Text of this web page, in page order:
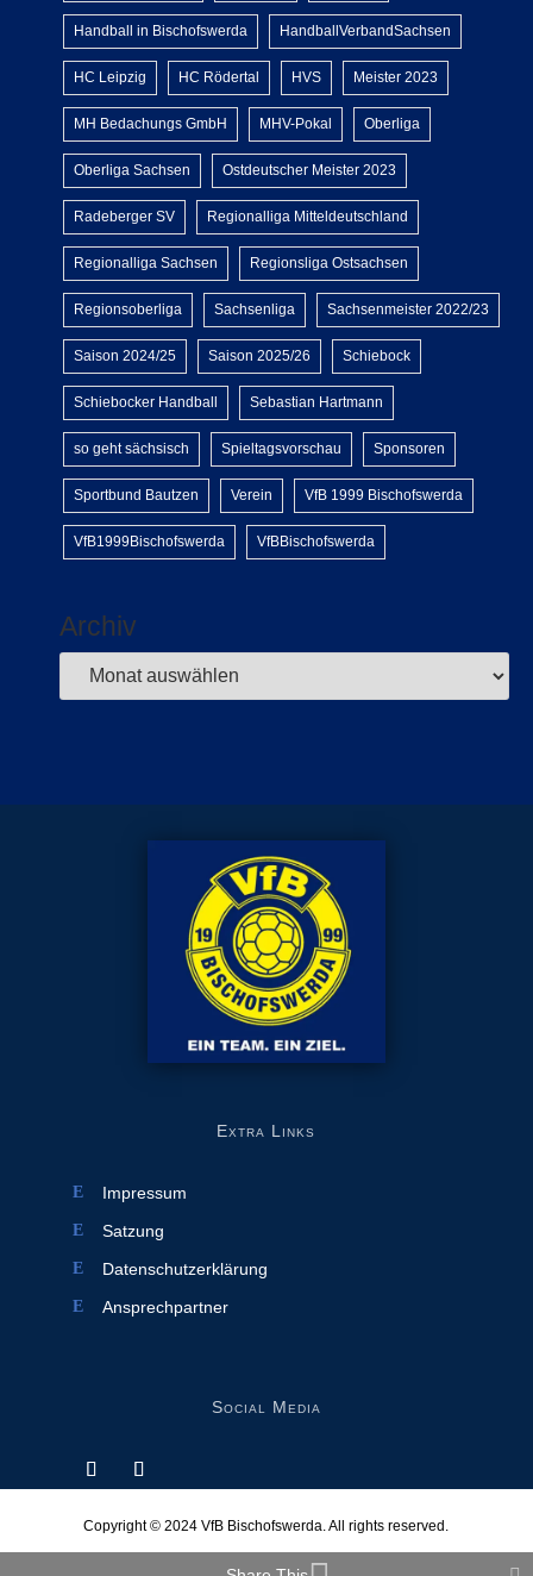
Handball in Bischofswerda HandballVerbandSachsen
HC Leipzig HC Rödertal HVS Meister 2023
MH Bedachungs GmbH MHV-Pokal Oberliga
Oberliga Sachsen Ostdeutscher Meister 2023
Radeberger SV Regionalliga Mitteldeutschland
Regionalliga Sachsen Regionsliga Ostsachsen
Regionsoberliga Sachsenliga Sachsenmeister 2022/23
Saison 2024/25 Saison 2025/26 Schiebock
Schiebocker Handball Sebastian Hartmann
so geht sächsisch Spieltagsvorschau Sponsoren
Sportbund Bautzen Verein VfB 1999 Bischofswerda
VfB1999Bischofswerda VfBBischofswerda
Archiv
Extra Links
Impressum
Satzung
Datenschutzerklärung
Ansprechpartner
Social Media
Copyright © 2024 VfB Bischofswerda. All rights reserved.